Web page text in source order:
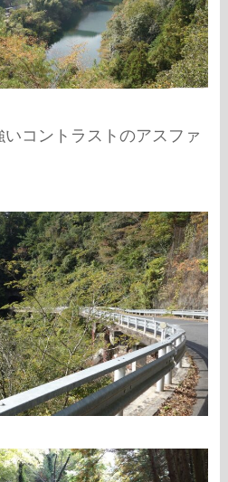
コントラストのアスファ